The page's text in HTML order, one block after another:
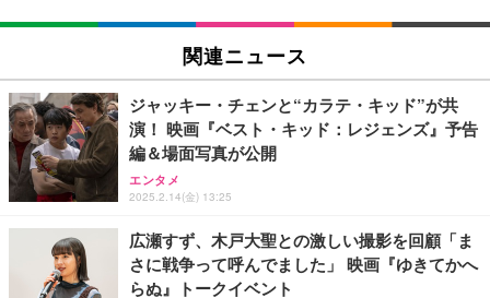
【法人向け・5年安定ビジネスに最適】GMKtec ミニ
SSD】8コア16スレッド 最大4.5GHz Win11 Pro 小
型PC 2.5G有線LAN Wi-Fi 6E BT5.2 8K3画面同時出
力 HDMI2.0/DP1.4/USB-C M.2 SSD 16TB拡張対応
コンパクト 静音ミニPC ゲーミングPC
￥86,999
【ミニpc 最新第12世代 N95 省電力 N97より高速】B
MAX ミニpc mini pc N95 4C/4T 15W 最大3.4GHz 1
2GB LPDDR5+512GB SSD 小型PC 8TB拡張M.2_N
VMe/SATA HDMI2.1/2画面出力 4K@60Hz 小型パソ
ミニパソコン B4Plus
GMKtec ミニPC G11初登場 AMD Ryzen Embedde
d R2514搭載 16GB DDR4＋256GB SSD動作より安
EIZO ビジネス向けプレミアムモニター | FlexScan
￥109,572
【純正品】27"ゲーミングモニター DualSense 充電
フック付き（CFI-ZDM1J）
￥49,979
【整備済み品】Dell E2724HS 27インチ 液晶モニタ
ー フルHD（1920×1080）VA 非光沢 HDMI/DisplayP
モバイルバッテリー 大容量 30000mAh 【22.5W/20
ッテリー 5台同時充電 Type-C出力 スマホ 充電器 LC
D残量表示 LEDライト付き ストラップ付き 持ち運び
携帯充電器 停電対策 アウトドア/旅行/出張/防災/緊
急用 iOS/Android各種他対応 機内持込可 (高級白い)
￥2,469
エレコム 充電器 Type-C USB-C 20W USB PD対応 1
ポート PSE認証品 GaN採用 折りたたみ式プラグ ホ
ワイト 【 iPhone16 15 等対応】 EC-AC6820WH
エレコム 充電器 40W 2ポート Type-C USB PD対応
PPS対応 GaN II採用 折りたたみ式プラグ ホワイト
関連ニュース
ジャッキー・チェンと“カラテ・キッド”が共
演！ 映画『ベスト・キッド：レジェンズ』予告
編＆場面写真が公開
エンタメ
2025.2.14(金) 13:25
広瀬すず、木戸大聖との激しい撮影を回顧「ま
さに戦争って呼んでました」 映画『ゆきてかへ
らぬ』トークイベント